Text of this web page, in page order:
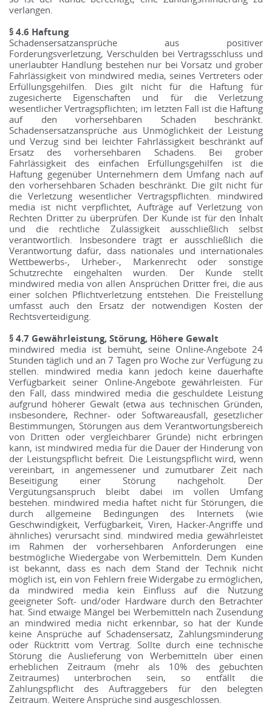
verlangen.
§ 4.6 Haftung
Schadensersatzansprüche aus positiver
Forderungsverletzung, Verschulden bei Vertragsschluss und
unerlaubter Handlung bestehen nur bei Vorsatz und grober
Fahrlässigkeit von mindwired media, seines Vertreters oder
Erfüllungsgehilfen. Dies gilt nicht für die Haftung für
zugesicherte Eigenschaften und für die Verletzung
wesentlicher Vertragspflichten; im letzten Fall ist die Haftung
auf den vorhersehbaren Schaden beschränkt.
Schadensersatzansprüche aus Unmöglichkeit der Leistung
und Verzug sind bei leichter Fahrlässigkeit beschränkt auf
Ersatz des vorhersehbaren Schadens. Bei grober
Fahrlässigkeit des einfachen Erfüllungsgehilfen ist die
Haftung gegenüber Unternehmern dem Umfang nach auf
den vorhersehbaren Schaden beschränkt. Die gilt nicht für
die Verletzung wesentlicher Vertragspflichten. mindwired
media ist nicht verpflichtet, Aufträge auf Verletzung von
Rechten Dritter zu überprüfen. Der Kunde ist für den Inhalt
und die rechtliche Zulässigkeit ausschließlich selbst
verantwortlich. Insbesondere trägt er ausschließlich die
Verantwortung dafür, dass nationales und internationales
Wettbewerbs-, Urheber-, Markenrecht oder sonstige
Schutzrechte eingehalten wurden. Der Kunde stellt
mindwired media von allen Ansprüchen Dritter frei, die aus
einer solchen Pflichtverletzung entstehen. Die Freistellung
umfasst auch den Ersatz der notwendigen Kosten der
Rechtsverteidigung.
§ 4.7 Gewährleistung, Störung, Höhere Gewalt
mindwired media ist bemüht, seine Online-Angebote 24
Stunden täglich und an 7 Tagen pro Woche zur Verfügung zu
stellen. mindwired media kann jedoch keine dauerhafte
Verfügbarkeit seiner Online-Angebote gewährleisten. Für
den Fall, dass mindwired media die geschuldete Leistung
aufgrund höherer Gewalt (etwa aus technischen Gründen,
insbesondere, Rechner- oder Softwareausfall, gesetzlicher
Bestimmungen, Störungen aus dem Verantwortungsbereich
von Dritten oder vergleichbarer Gründe) nicht erbringen
kann, ist mindwired media für die Dauer der Hinderung von
der Leistungspflicht befreit. Die Leistungspflicht wird, wenn
vereinbart, in angemessener und zumutbarer Zeit nach
Beseitigung einer Störung nachgeholt. Der
Vergütungsanspruch bleibt dabei im vollen Umfang
bestehen. mindwired media haftet nicht für Störungen, die
durch allgemeine Bedingungen des Internets (wie
Geschwindigkeit, Verfügbarkeit, Viren, Hacker-Angriffe und
ähnliches) verursacht sind. mindwired media gewährleistet
im Rahmen der vorhersehbaren Anforderungen eine
bestmögliche Wiedergabe von Werbemitteln. Dem Kunden
ist bekannt, dass es nach dem Stand der Technik nicht
möglich ist, ein von Fehlern freie Widergabe zu ermöglichen,
da mindwired media kein Einfluss auf die Nutzung
geeigneter Soft- und/oder Hardware durch den Betrachter
hat. Sind etwaige Mängel bei Werbemitteln nach Zusendung
an mindwired media nicht erkennbar, so hat der Kunde
keine Ansprüche auf Schadensersatz, Zahlungsminderung
oder Rücktritt vom Vertrag. Sollte durch eine technische
Störung die Auslieferung von Werbemitteln über einen
erheblichen Zeitraum (mehr als 10% des gebuchten
Zeitraumes) unterbrochen sein, so entfällt die
Zahlungspflicht des Auftraggebers für den belegten
Zeitraum. Weitere Ansprüche sind ausgeschlossen.